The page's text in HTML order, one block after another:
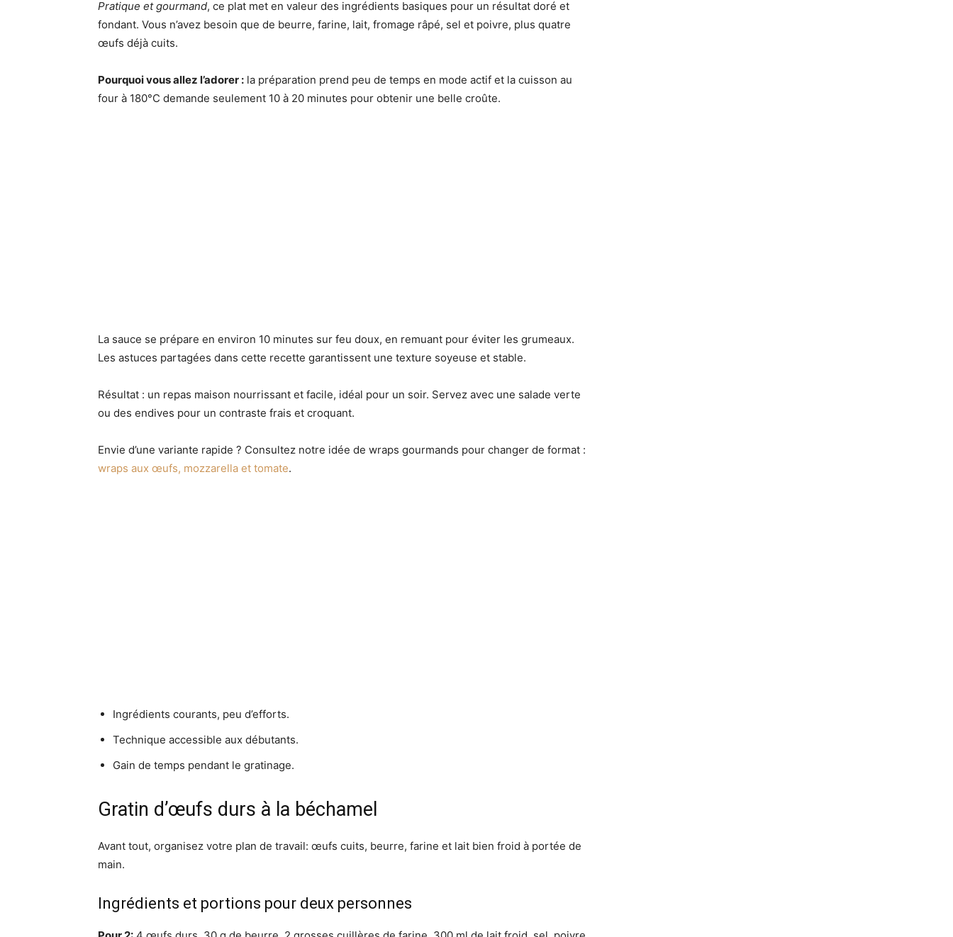
Pratique et gourmand, ce plat met en valeur des ingrédients basiques pour un résultat doré et
fondant. Vous n’avez besoin que de beurre, farine, lait, fromage râpé, sel et poivre, plus quatre
œufs déjà cuits.
Pourquoi vous allez l’adorer : la préparation prend peu de temps en mode actif et la cuisson au
four à 180°C demande seulement 10 à 20 minutes pour obtenir une belle croûte.
La sauce se prépare en environ 10 minutes sur feu doux, en remuant pour éviter les grumeaux.
Les astuces partagées dans cette recette garantissent une texture soyeuse et stable.
Résultat : un repas maison nourrissant et facile, idéal pour un soir. Servez avec une salade verte
ou des endives pour un contraste frais et croquant.
Envie d’une variante rapide ? Consultez notre idée de wraps gourmands pour changer de format :
wraps aux œufs, mozzarella et tomate.
Ingrédients courants, peu d’efforts.
Technique accessible aux débutants.
Gain de temps pendant le gratinage.
Gratin d’œufs durs à la béchamel
Avant tout, organisez votre plan de travail: œufs cuits, beurre, farine et lait bien froid à portée de
main.
Ingrédients et portions pour deux personnes